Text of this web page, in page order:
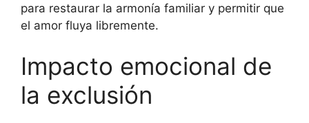
para restaurar la armonía familiar y permitir que
el amor fluya libremente.
Impacto emocional de
la exclusión